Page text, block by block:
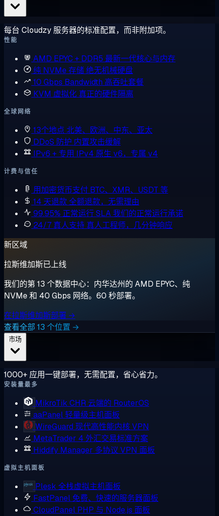
每台 Cloudzy 服务器的标准配置，而非附加项。
性能
AMD EPYC + DDR5 最新一代核心与内存
纯 NVMe 存储绝无机械硬盘
10 Gbps Bandwidth 高吞吐套餐
KVM 虚拟化 真正的硬件隔离
全球网络
13个地点 北美、欧洲、中东、亚太
DDoS 防护 内置攻击缓解
IPv6 + 专用 IPv4 原生 v6，专属 v4
计费与信任
用加密货币支付 BTC、XMR、USDT 等
14 天退款全额退款，无需理由
99.95% 正常运行 SLA我们的正常运行承诺
24/7 真人支持 真人工程师，几分钟响应
新区域
拉斯维加斯已上线
我们的第 13 个数据中心：内华达州的 AMD EPYC、纯
NVMe 和 40 Gbps 网络。60 秒部署。
在拉斯维加斯部署 →
查看全部 13 个位置 →
1000+ 应用一键部署，无需配置，省心省力。
安装量最多
MikroTik CHR 云端的 RouterOS
aaPanel轻量级主机面板
WireGuard 现代高性能内核 VPN
MetaTrader 4 外汇交易标准方案
Hiddify Manager 多协议 VPN 面板
虚拟主机面板
Plesk 全栈虚拟主机面板
FastPanel 免费、快速的服务器面板
CloudPanel PHP 与 Node.js 面板